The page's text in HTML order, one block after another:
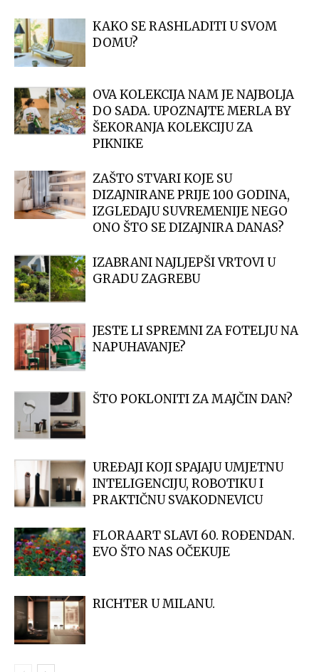
KAKO SE RASHLADITI U SVOM
DOMU?
OVA KOLEKCIJA NAM JE NAJBOLJA
DO SADA. UPOZNAJTE MERLA BY
ŠEKORANJA KOLEKCIJU ZA
PIKNIKE
ZAŠTO STVARI KOJE SU
DIZAJNIRANE PRIJE 100 GODINA,
IZGLEDAJU SUVREMENIJE NEGO
ONO ŠTO SE DIZAJNIRA DANAS?
IZABRANI NAJLJEPŠI VRTOVI U
GRADU ZAGREBU
JESTE LI SPREMNI ZA FOTELJU NA
NAPUHAVANJE?
ŠTO POKLONITI ZA MAJČIN DAN?
UREĐAJI KOJI SPAJAJU UMJETNU
INTELIGENCIJU, ROBOTIKU I
PRAKTIČNU SVAKODNEVICU
FLORAART SLAVI 60. ROĐENDAN.
EVO ŠTO NAS OČEKUJE
RICHTER U MILANU.